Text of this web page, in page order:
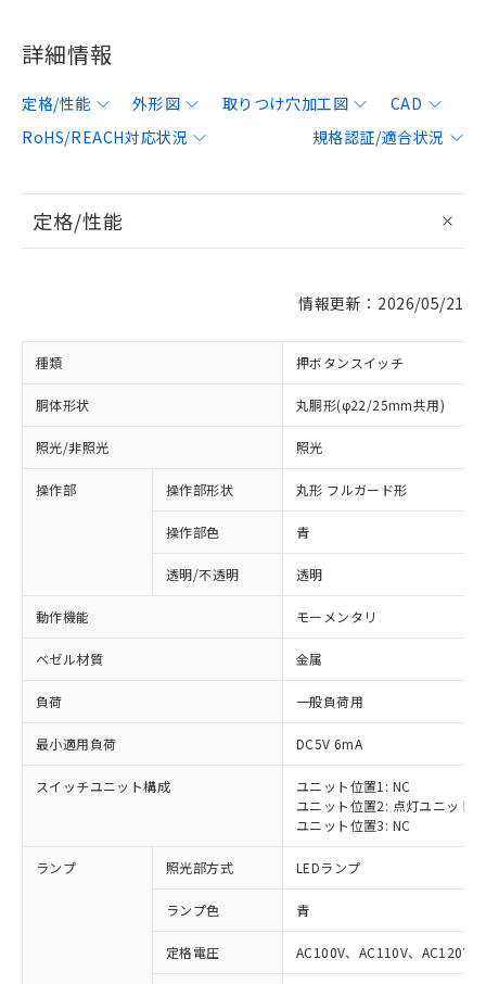
詳細情報
定格/性能 外形図 取りつけ穴加工図
CAD
RoHS/REACH対応状況
規格認証/適合状況
定格/性能
情報更新：2026/05/21
種類 押ボタンスイッチ
胴体形状 丸胴形(φ22/25mm共用)
照光/非照光 照光
操作部 操作部形状 丸形 フルガード形
操作部色 青
透明/不透明 透明
動作機能 モーメンタリ
ベゼル材質 金属
負荷 一般負荷用
最小適用負荷 DC5V 6mA
スイッチユニット構成
ユニット位置1: NC
ユニット位置2: 点灯ユニット
ユニット位置3: NC
ランプ 照光部方式 LEDランプ
ランプ色 青
定格電圧 AC100V、AC110V、AC120V